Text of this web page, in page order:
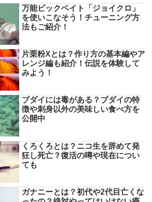
万能ビックベイト「ジョイクロ」
を使いこなそう！チューニング方
法もご紹介！
片栗粉Xとは？作り方の基本編やア
レンジ編も紹介！伝説を体験して
みよう！
ブダイには毒がある？ブダイの特
徴や刺身以外の美味しい食べ方を
公開中
くろくろとは？ニコ生を辞めて発
狂し死亡？復活の噂や現在につい
ても
ガナニーとは？初代や2代目亡くな